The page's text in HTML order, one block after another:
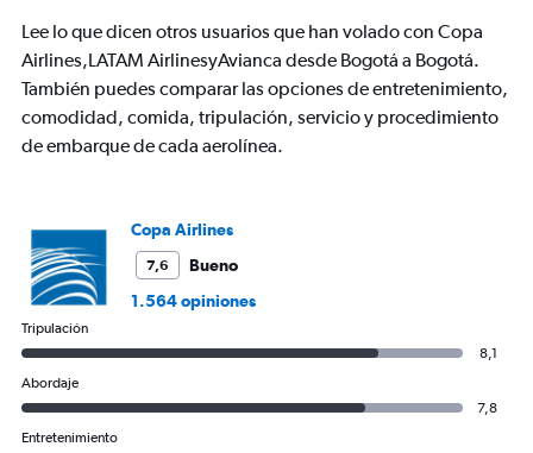
Lee lo que dicen otros usuarios que han volado con Copa
Airlines,LATAM AirlinesyAvianca desde Bogotá a Bogotá.
También puedes comparar las opciones de entretenimiento,
comodidad, comida, tripulación, servicio y procedimiento
de embarque de cada aerolínea.
Copa Airlines
7,6
Bueno
1.564 opiniones
Tripulación
8,1
Abordaje
7,8
Entretenimiento